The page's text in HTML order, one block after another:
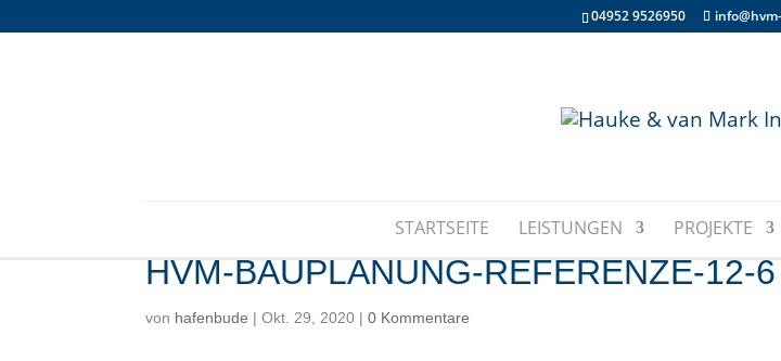
04952 9526950
STARTSEITE LEISTUNGEN PROJEKTE
HVM-BAUPLANUNG-REFERENZE-12-6
von hafenbude |Okt. 29, 2020 |0 Kommentare